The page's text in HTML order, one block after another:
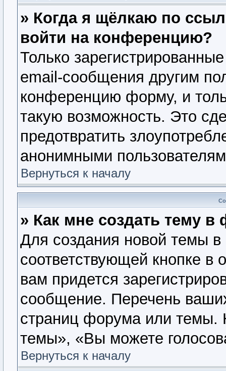
» Когда я щёлкаю по
войти на конференцию?
Только
email-сообщения другим
конференцию форму, и
такую возможность. Это
предотвратить
анонимными
Вернуться к началу
» Как мне создать тему в
Для создания новой темы
соответствующей кнопке
вам придется
сообщение. Перечень
страниц форума или темы.
темы», «Вы можете
Вернуться к началу